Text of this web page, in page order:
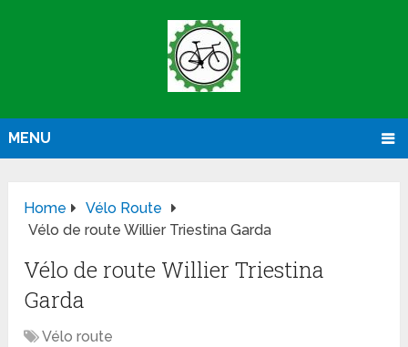
MENU
Home
Vélo Route
Vélo de route Willier Triestina Garda
Vélo de route Willier Triestina
Garda
Vélo route